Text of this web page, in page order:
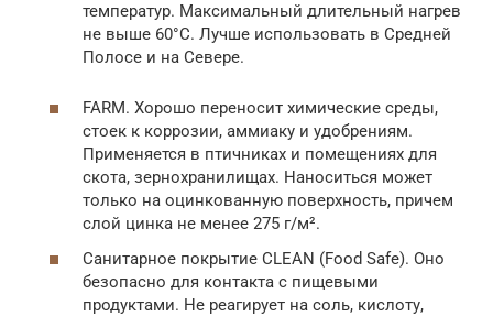
температур. Максимальный длительный нагрев
не выше 60°C. Лучше использовать в Средней
Полосе и на Севере.
FARM. Хорошо переносит химические среды,
стоек к коррозии, аммиаку и удобрениям.
Применяется в птичниках и помещениях для
скота, зернохранилищах. Наноситься может
только на оцинкованную поверхность, причем
слой цинка не менее 275 г/м².
Санитарное покрытие CLEAN (Food Safe). Оно
безопасно для контакта с пищевыми
продуктами. Не реагирует на соль, кислоту,